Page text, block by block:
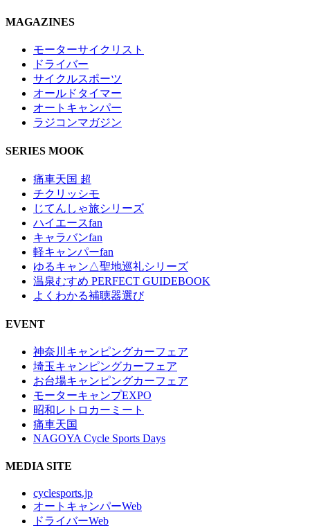
MAGAZINES
モーターサイクリスト
ドライバー
サイクルスポーツ
オールドタイマー
オートキャンパー
ラジコンマガジン
SERIES MOOK
痛車天国 超
チクリッシモ
じてんしゃ旅シリーズ
ハイエースfan
キャラバンfan
軽キャンパーfan
ゆるキャン△聖地巡礼シリーズ
温泉むすめ PERFECT GUIDEBOOK
よくわかる補聴器選び
EVENT
神奈川キャンピングカーフェア
埼玉キャンピングカーフェア
お台場キャンピングカーフェア
モーターキャンプEXPO
昭和レトロカーミート
痛車天国
NAGOYA Cycle Sports Days
MEDIA SITE
cyclesports.jp
オートキャンパーWeb
ドライバーWeb